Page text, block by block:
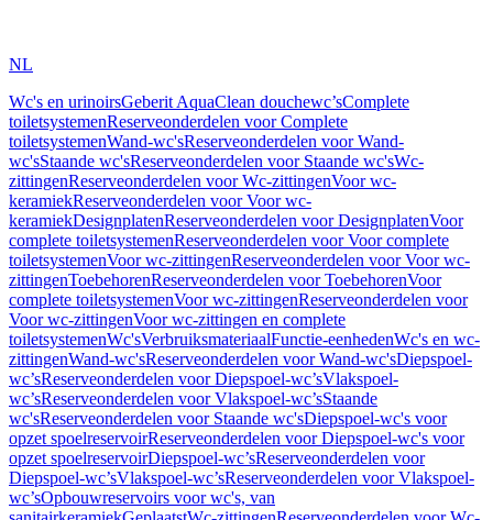
NL
Wc's en urinoirsGeberit AquaClean douchewc’sComplete
toiletsystemenReserveonderdelen voor Complete
toiletsystemenWand-wc'sReserveonderdelen voor Wand-
wc'sStaande wc'sReserveonderdelen voor Staande wc'sWc-
zittingenReserveonderdelen voor Wc-zittingenVoor wc-
keramiekReserveonderdelen voor Voor wc-
keramiekDesignplatenReserveonderdelen voor DesignplatenVoor
complete toiletsystemenReserveonderdelen voor Voor complete
toiletsystemenVoor wc-zittingenReserveonderdelen voor Voor wc-
zittingenToebehorenReserveonderdelen voor ToebehorenVoor
complete toiletsystemenVoor wc-zittingenReserveonderdelen voor
Voor wc-zittingenVoor wc-zittingen en complete
toiletsystemenWc'sVerbruiksmateriaalFunctie-eenhedenWc's en wc-
zittingenWand-wc'sReserveonderdelen voor Wand-wc'sDiepspoel-
wc’sReserveonderdelen voor Diepspoel-wc’sVlakspoel-
wc’sReserveonderdelen voor Vlakspoel-wc’sStaande
wc'sReserveonderdelen voor Staande wc'sDiepspoel-wc's voor
opzet spoelreservoirReserveonderdelen voor Diepspoel-wc's voor
opzet spoelreservoirDiepspoel-wc’sReserveonderdelen voor
Diepspoel-wc’sVlakspoel-wc’sReserveonderdelen voor Vlakspoel-
wc’sOpbouwreservoirs voor wc's, van